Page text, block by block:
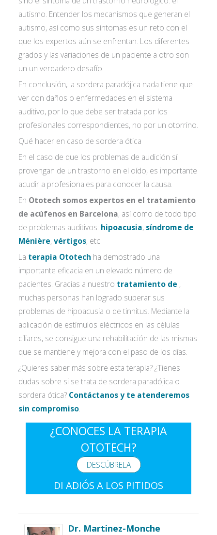
autismo. Entender los mecanismos que generan el
autismo, así como sus síntomas es un reto con el
que los expertos aún se enfrentan. Los diferentes
grados y las variaciones de un paciente a otro son
un un verdadero desafío.
En conclusión, la sordera paradójica nada tiene que
ver con daños o enfermedades en el sistema
auditivo, por lo que debe ser tratada por los
profesionales correspondientes, no por un otorrino.
Qué hacer en caso de sordera ótica
En el caso de que los problemas de audición sí
provengan de un trastorno en el oído, es importante
acudir a profesionales para conocer la causa.
En Ototech somos expertos en el tratamiento
de acúfenos en Barcelona, así como de todo tipo
de problemas auditivos: hipoacusia, síndrome de
Ménière,vértigos, etc.
La terapia Ototech ha demostrado una
importante eficacia en un elevado número de
pacientes. Gracias a nuestro tratamiento de ,
muchas personas han logrado superar sus
problemas de hipoacusia o de tinnitus. Mediante la
aplicación de estímulos eléctricos en las células
ciliares, se consigue una rehabilitación de las mismas
que se mantiene y mejora con el paso de los días.
¿Quieres saber más sobre esta terapia? ¿Tienes
dudas sobre si se trata de sordera paradójica o
sordera ótica? Contáctanos y te atenderemos
sin compromiso.
¿CONOCES LA TERAPIA
OTOTECH?
DESCÚBRELA
DI ADIÓS A LOS PITIDOS
Dr. Martinez-Monche